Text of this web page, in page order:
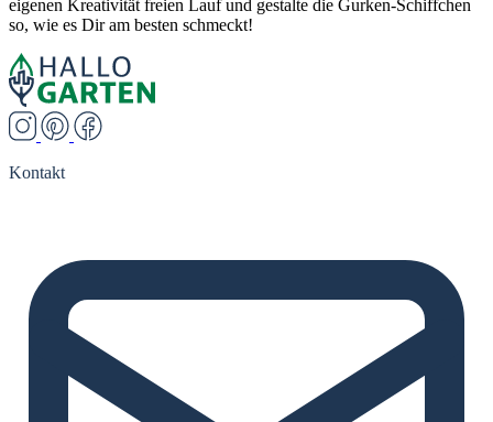
eigenen Kreativität freien Lauf und gestalte die Gurken-Schiffchen
so, wie es Dir am besten schmeckt!
Kontakt